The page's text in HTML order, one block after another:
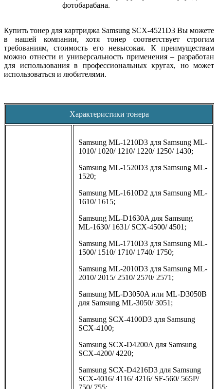
фотобарабана.
Купить тонер для картриджа Samsung SCX-4521D3 Вы можете
в нашей компании, хотя тонер соответствует строгим
требованиям, стоимость его невысокая. К преимуществам
можно отнести и универсальность применения – разработан
для использования в профессиональных кругах, но может
использоваться и любителями.
Характеристики тонера
Samsung ML-1210D3 для Samsung ML-
1010/ 1020/ 1210/ 1220/ 1250/ 1430;
Samsung ML-1520D3 для Samsung ML-
1520;
Samsung ML-1610D2 для Samsung ML-
1610/ 1615;
Samsung ML-D1630A для Samsung
ML-1630/ 1631/ SCX-4500/ 4501;
Samsung ML-1710D3 для Samsung ML-
1500/ 1510/ 1710/ 1740/ 1750;
Samsung ML-2010D3 для Samsung ML-
2010/ 2015/ 2510/ 2570/ 2571;
Samsung ML-D3050A или ML-D3050B
для Samsung ML-3050/ 3051;
Samsung SCX-4100D3 для Samsung
SCX-4100;
Samsung SCX-D4200A для Samsung
SCX-4200/ 4220;
Samsung SCX-D4216D3 для Samsung
SCX-4016/ 4116/ 4216/ SF-560/ 565P/
750/ 755;